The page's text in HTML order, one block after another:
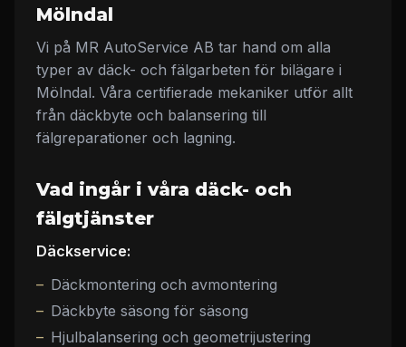
Mölndal
Vi på MR AutoService AB tar hand om alla
typer av däck- och fälgarbeten för bilägare i
Mölndal. Våra certifierade mekaniker utför allt
från däckbyte och balansering till
fälgreparationer och lagning.
Vad ingår i våra däck- och
fälgtjänster
Däckservice:
Däckmontering och avmontering
Däckbyte säsong för säsong
Hjulbalansering och geometrijustering